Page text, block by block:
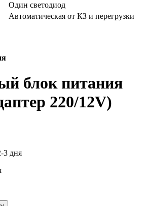
Один светодиод
Автоматическая от КЗ и перегрузки
блок питания
220/12V)
3 дня